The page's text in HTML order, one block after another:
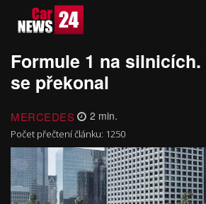
Formule 1 na silnicích.
se překonal
MERCEDES 2 min.
Počet přečtení článku: 1250